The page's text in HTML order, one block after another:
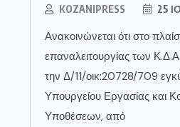
KOZANIPRESS 25
Ανακοινώνεται ότι στο
επαναλειτουργίας των
την Δ/11/οικ:20728/709
Υπουργείου Εργασίας και
Υποθέσεων, από